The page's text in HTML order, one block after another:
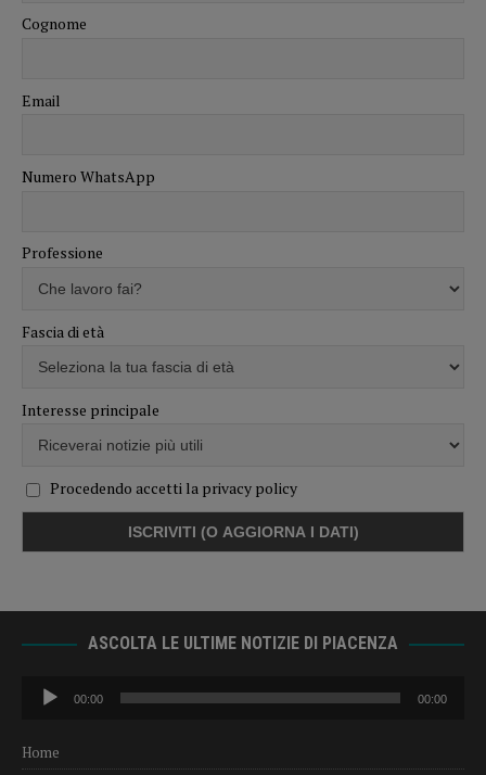
Cognome
Email
Numero WhatsApp
Professione
Fascia di età
Interesse principale
Procedendo accetti la privacy policy
ASCOLTA LE ULTIME NOTIZIE DI PIACENZA
Audio
Player
00:00 00:00
Home